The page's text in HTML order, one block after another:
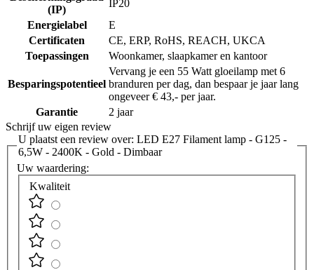
(IP)
IP20
Energielabel
E
Certificaten
CE, ERP, RoHS, REACH, UKCA
Toepassingen
Woonkamer, slaapkamer en kantoor
Besparingspotentieel
Vervang je een 55 Watt gloeilamp met 6
branduren per dag, dan bespaar je jaar lang
ongeveer € 43,- per jaar.
Garantie
2 jaar
Schrijf uw eigen review
U plaatst een review over: LED E27 Filament lamp - G125 -
6,5W - 2400K - Gold - Dimbaar
Uw waardering:
Kwaliteit